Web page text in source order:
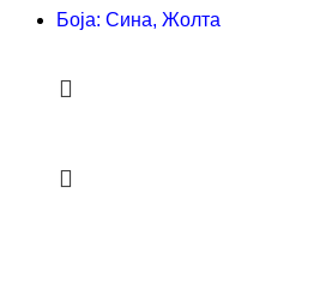
Боја: Сина, Жолта